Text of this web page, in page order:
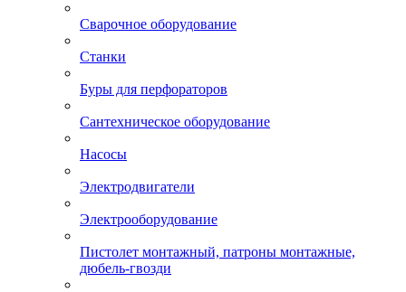
Сварочное оборудование
Станки
Буры для перфораторов
Сантехническое оборудование
Насосы
Электродвигатели
Электрооборудование
Пистолет монтажный, патроны монтажные,
дюбель-гвозди